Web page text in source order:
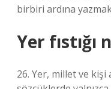
birbiri ardına
Yer fıstığı
26. Yer, millet ve